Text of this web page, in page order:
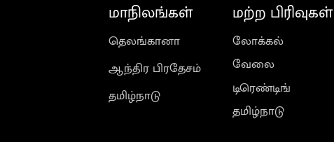
மாநிலங்கள்
தெலங்கானா
ஆந்திர பிரதேசம்
தமிழ்நாடு
மற்ற பிரிவுகள்
லோக்கல்
வேலை
டிரெண்டிங்
தமிழ்நாடு